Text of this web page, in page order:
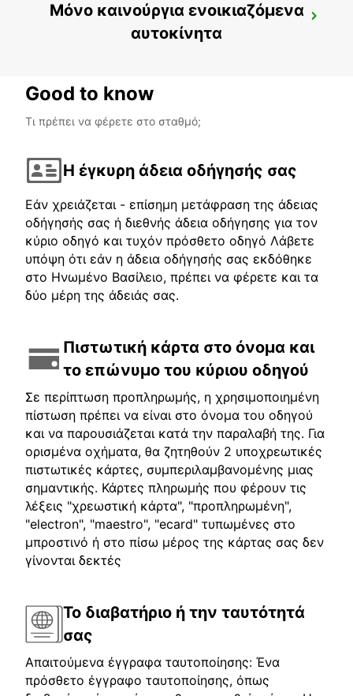
HAMEENLINNA CITY
HÄMEENLINNA - FINLAND
Μόνο καινούργια ενοικιαζόμενα
αυτοκίνητα
Good to know
Τι πρέπει να φέρετε στο σταθμό;
Η έγκυρη άδεια οδήγησής σας
Εάν χρειάζεται - επίσημη μετάφραση της άδειας
οδήγησής σας ή διεθνής άδεια οδήγησης για τον
κύριο οδηγό και τυχόν πρόσθετο οδηγό Λάβετε
υπόψη ότι εάν η άδεια οδήγησής σας εκδόθηκε
στο Ηνωμένο Βασίλειο, πρέπει να φέρετε και τα
δύο μέρη της άδειάς σας.
Πιστωτική κάρτα στο όνομα και
το επώνυμο του κύριου οδηγού
Σε περίπτωση προπληρωμής, η χρησιμοποιημένη
πίστωση πρέπει να είναι στο όνομα του οδηγού
και να παρουσιάζεται κατά την παραλαβή της. Για
ορισμένα οχήματα, θα ζητηθούν 2 υποχρεωτικές
πιστωτικές κάρτες, συμπεριλαμβανομένης μιας
σημαντικής. Κάρτες πληρωμής που φέρουν τις
λέξεις "χρεωστική κάρτα", "προπληρωμένη",
"electron", "maestro", "ecard" τυπωμένες στο
μπροστινό ή στο πίσω μέρος της κάρτας σας δεν
γίνονται δεκτές
Το διαβατήριο ή την ταυτότητά
σας
Απαιτούμενα έγγραφα ταυτοποίησης: Ένα
πρόσθετο έγγραφο ταυτοποίησης, όπως